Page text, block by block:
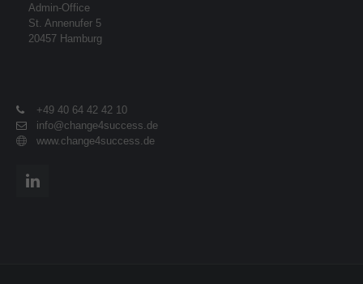
Admin-Office
St. Annenufer 5
20457 Hamburg
+49 40 64 42 42 10
info@change4success.de
www.change4success.de